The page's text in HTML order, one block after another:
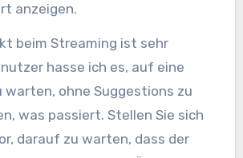
anzeigen.
beim Streaming ist sehr
hasse ich es, auf eine
warten, ohne Suggestions zu
was passiert. Stellen Sie sich
darauf zu warten, dass der